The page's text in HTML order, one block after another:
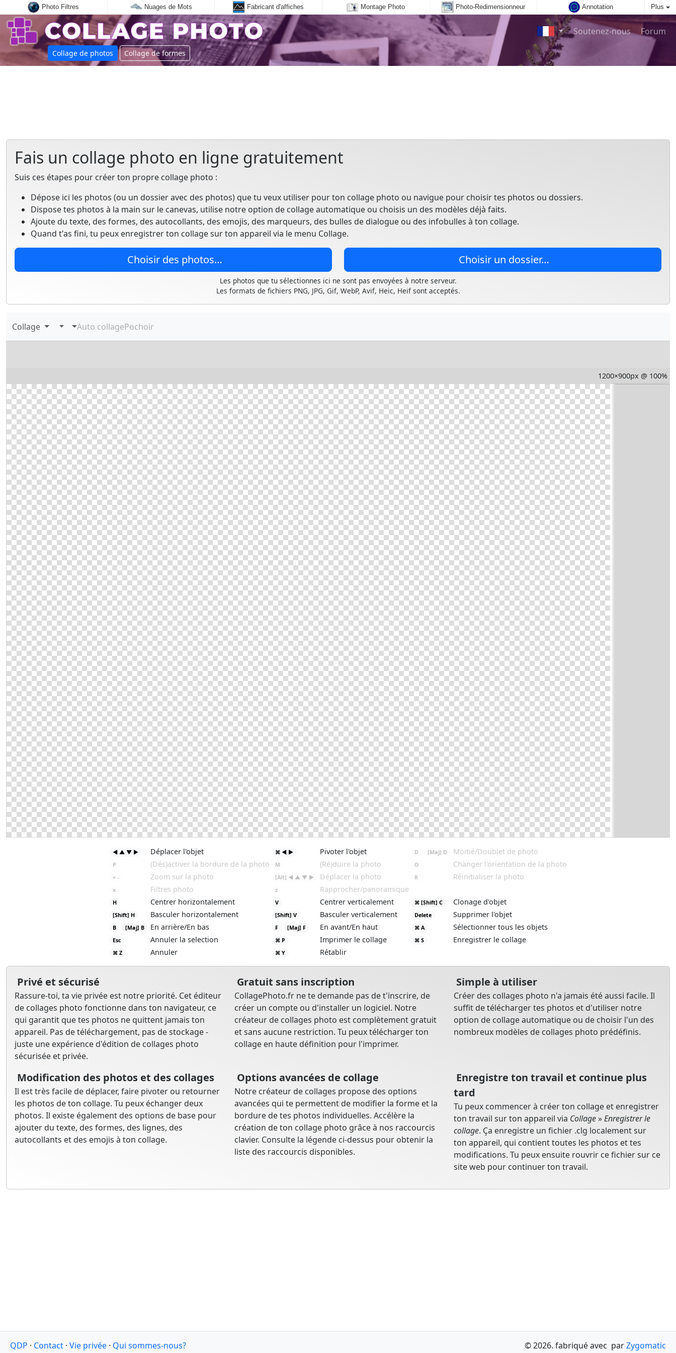
Photo Filtres Nuages de Mots Fabricant d'affiches Montage Photo Photo-Redimensionneur Annotation Plus
Soutenez-nous Forum
Collage de photos Collage de formes
Fais un collage photo en ligne gratuitement
Suis ces étapes pour créer ton propre collage photo :
Dépose ici les photos (ou un dossier avec des photos) que tu veux utiliser pour ton collage photo ou navigue pour choisir tes photos ou dossiers.
Dispose tes photos à la main sur le canevas, utilise notre option de collage automatique ou choisis un des modèles déjà faits.
Ajoute du texte, des formes, des autocollants, des emojis, des marqueurs, des bulles de dialogue ou des infobulles à ton collage.
Quand t'as fini, tu peux enregistrer ton collage sur ton appareil via le menu Collage.
Choisir des photos… Choisir un dossier…
Les photos que tu sélectionnes ici ne sont pas envoyées à notre serveur.
Les formats de fichiers PNG, JPG, Gif, WebP, Avif, Heic, Heif sont acceptés.
Collage Auto collagePochoir
1200×900px @ 100%
◄ ▲ ▼ ► Déplacer l'objet ⌘ ◄ ► Pivoter l'objet D [Maj] D Moitié/Doublet de photo
P (Dés)activer la bordure de la photo M (Ré)duire la photo O Changer l'orientation de la photo
+ - Zoom sur la photo [Alt] ◄ ▲ ▼ ► Déplacer la photo R Réinitialiser la photo
x Filtres photo z Rapprocher/panoramique
H Centrer horizontalement V Centrer verticalement ⌘ [Shift] C Clonage d'objet
[Shift] H Basculer horizontalement [Shift] V Basculer verticalement Delete Supprimer l'objet
B [Maj] B En arrière/En bas F [Maj] F En avant/En haut ⌘ A Sélectionner tous les objets
Esc Annuler la selection ⌘ P Imprimer le collage ⌘ S Enregistrer le collage
⌘ Z Annuler ⌘ Y Rétablir
Privé et sécurisé
Rassure-toi, ta vie privée est notre priorité. Cet éditeur
de collages photo fonctionne dans ton navigateur, ce
qui garantit que tes photos ne quittent jamais ton
appareil. Pas de téléchargement, pas de stockage -
juste une expérience d'édition de collages photo
sécurisée et privée.
Gratuit sans inscription
CollagePhoto.fr ne te demande pas de t'inscrire, de
créer un compte ou d'installer un logiciel. Notre
créateur de collages photo est complètement gratuit
et sans aucune restriction. Tu peux télécharger ton
collage en haute définition pour l'imprimer.
Simple à utiliser
Créer des collages photo n'a jamais été aussi facile. Il
suffit de télécharger tes photos et d'utiliser notre
option de collage automatique ou de choisir l'un des
nombreux modèles de collages photo prédéfinis.
Modification des photos et des collages
Il est très facile de déplacer, faire pivoter ou retourner
les photos de ton collage. Tu peux échanger deux
photos. Il existe également des options de base pour
ajouter du texte, des formes, des lignes, des
autocollants et des emojis à ton collage.
Options avancées de collage
Notre créateur de collages propose des options
avancées qui te permettent de modifier la forme et la
bordure de tes photos individuelles. Accélère la
création de ton collage photo grâce à nos raccourcis
clavier. Consulte la légende ci-dessus pour obtenir la
liste des raccourcis disponibles.
Enregistre ton travail et continue plus
tard
Tu peux commencer à créer ton collage et enregistrer
ton travail sur ton appareil via Collage»Enregistrer le
collage. Ça enregistre un fichier .clg localement sur
ton appareil, qui contient toutes les photos et tes
modifications. Tu peux ensuite rouvrir ce fichier sur ce
site web pour continuer ton travail.
QDP · Contact · Vie privée · Qui sommes-nous? © 2026. fabriqué avec parZygomatic